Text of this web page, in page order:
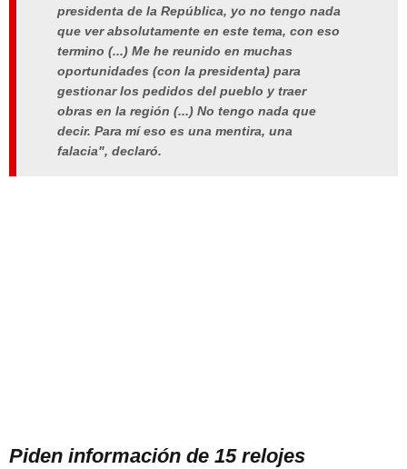
presidenta de la República, yo no tengo nada
que ver absolutamente en este tema, con eso
termino (...) Me he reunido en muchas
oportunidades (con la presidenta) para
gestionar los pedidos del pueblo y traer
obras en la región (...) No tengo nada que
decir. Para mí eso es una mentira, una
falacia", declaró.
Piden información de 15 relojes